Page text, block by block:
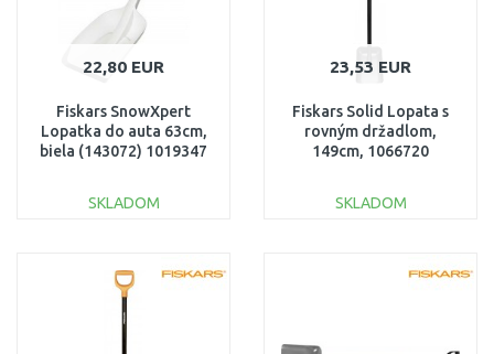
22,80 EUR
Fiskars SnowXpert
Lopatka do auta 63cm,
biela (143072) 1019347
SKLADOM
Porovnať
23,53 EUR
Fiskars Solid Lopata s
rovným držadlom,
149cm, 1066720
SKLADOM